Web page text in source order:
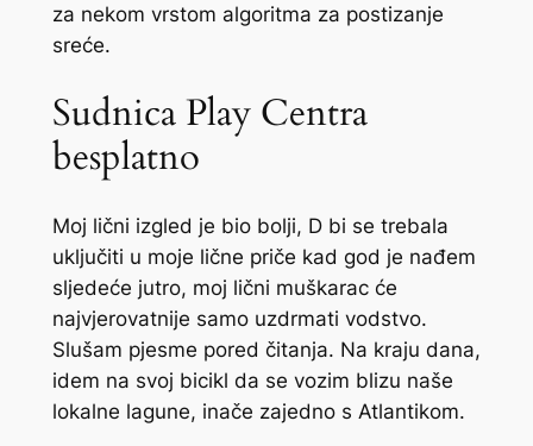
za nekom vrstom algoritma za postizanje
sreće.
Sudnica Play Centra
besplatno
Moj lični izgled je bio bolji, D bi se trebala
uključiti u moje lične priče kad god je nađem
sljedeće jutro, moj lični muškarac će
najvjerovatnije samo uzdrmati vodstvo.
Slušam pjesme pored čitanja. Na kraju dana,
idem na svoj bicikl da se vozim blizu naše
lokalne lagune, inače zajedno s Atlantikom.